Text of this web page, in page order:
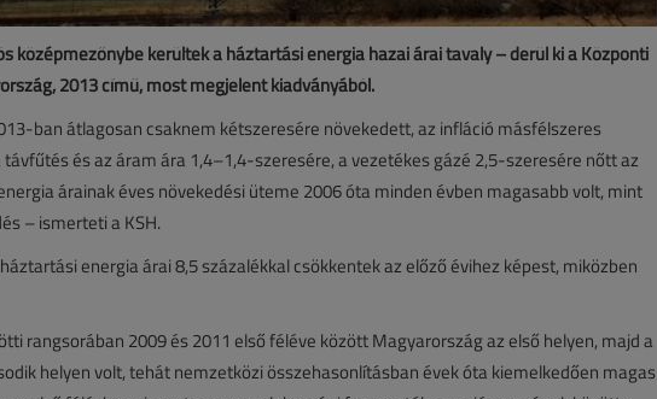
középmezőnybe kerültek a háztartási energia hazai árai tavaly – derül ki a Központi
2013 című, most megjelent kiadványából.
ban átlagosan csaknem kétszeresére növekedett, az infláció másfélszeres
és az áram ára 1,4–1,4-szeresére, a vezetékes gázé 2,5-szeresére nőtt az
árainak éves növekedési üteme 2006 óta minden évben magasabb volt, mint
– ismerteti a KSH.
energia árai 8,5 százalékkal csökkentek az előző évihez képest, miközben
rangsorában 2009 és 2011 első féléve között Magyarország az első helyen, majd a
helyen volt, tehát nemzetközi összehasonlításban évek óta kiemelkedően magas